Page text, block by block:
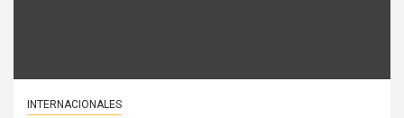
INTERNACIONALES